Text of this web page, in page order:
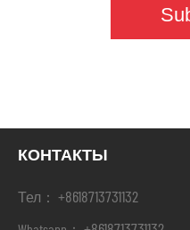
КОНТАКТЫ
Тел： +8618713731132